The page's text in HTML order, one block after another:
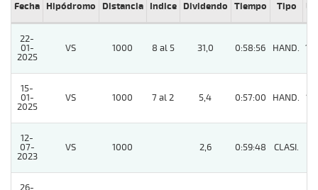
Fecha Hipódromo Distancia Indice Dividendo Tiempo Tipo Lº
22-
01-
2025
VS 1000 8 al 5 31,0 0:58:56 HAND. 10
15-
01-
2025
VS 1000 7 al 2 5,4 0:57:00 HAND. 12
12-
07-
2023
VS 1000 2,6 0:59:48 CLASI.